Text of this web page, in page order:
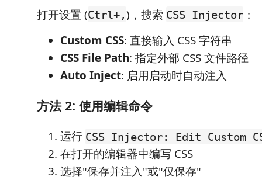
打开设置 (Ctrl+,)，搜索 CSS Injector ：
Custom CSS: 直接输入 CSS 字符串
CSS File Path: 指定外部 CSS 文件路径
Auto Inject: 启用启动时自动注入
方法 2: 使用编辑命令
运行 CSS Injector: Edit Custom
在打开的编辑器中编写 CSS
选择"保存并注入"或"仅保存"